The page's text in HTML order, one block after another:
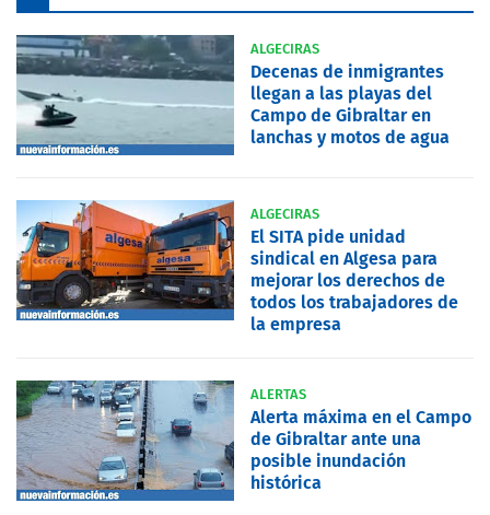
ALGECIRAS
Decenas de inmigrantes
llegan a las playas del
Campo de Gibraltar en
lanchas y motos de agua
ALGECIRAS
El SITA pide unidad
sindical en Algesa para
mejorar los derechos de
todos los trabajadores de
la empresa
ALERTAS
Alerta máxima en el Campo
de Gibraltar ante una
posible inundación
histórica